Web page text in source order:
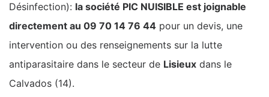
Désinfection): la société PIC NUISIBLE est joignable
directement au 09 70 14 76 44 pour un devis, une
intervention ou des renseignements sur la lutte
antiparasitaire dans le secteur de Lisieux dans le
Calvados (14).